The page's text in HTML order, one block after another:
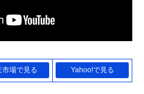
市場で見る Yahoo!で見る